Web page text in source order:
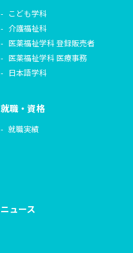
こども学科
介護福祉科
医薬福祉学科 登録販売者
医薬福祉学科 医療事務
日本語学科
就職・資格
就職実績
ニュース